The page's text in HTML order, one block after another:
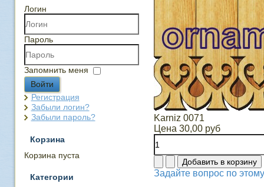
Логин
Пароль
Запомнить меня
Войти
Регистрация
Забыли логин?
Забыли пароль?
Корзина
Корзина пуста
Категории
Karniz 0071
Цена 30,00 руб
Задайте вопрос по